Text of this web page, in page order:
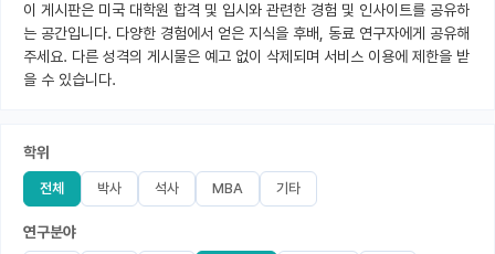
커리어
유학교육
미국 유학 게시판
어드미션 포스팅
이 게시판은 미국 대학원 합격 및 입시와 관련한 경험 및 인사이트를 공유하
는 공간입니다. 다양한 경험에서 얻은 지식을 후배, 동료 연구자에게 공유해
주세요. 다른 성격의 게시물은 예고 없이 삭제되며 서비스 이용에 제한을 받
을 수 있습니다.
학위
전체 박사 석사 MBA 기타
연구분야